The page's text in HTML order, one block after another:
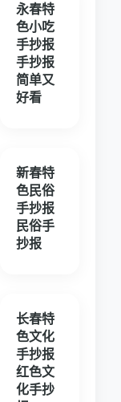
永春特
色小吃
手抄报
手抄报
简单又
好看
新春特
色民俗
手抄报
民俗手
抄报
长春特
色文化
手抄报
红色文
化手抄